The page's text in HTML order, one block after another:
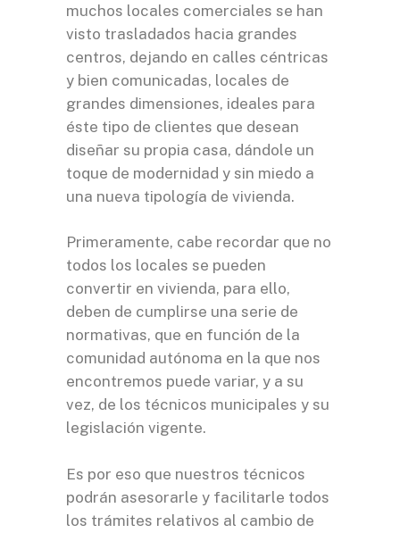
muchos locales comerciales se han
visto trasladados hacia grandes
centros, dejando en calles céntricas
y bien comunicadas, locales de
grandes dimensiones, ideales para
éste tipo de clientes que desean
diseñar su propia casa, dándole un
toque de modernidad y sin miedo a
una nueva tipología de vivienda.
Primeramente, cabe recordar que no
todos los locales se pueden
convertir en vivienda, para ello,
deben de cumplirse una serie de
normativas, que en función de la
comunidad autónoma en la que nos
encontremos puede variar, y a su
vez, de los técnicos municipales y su
legislación vigente.
Es por eso que nuestros técnicos
podrán asesorarle y facilitarle todos
los trámites relativos al cambio de